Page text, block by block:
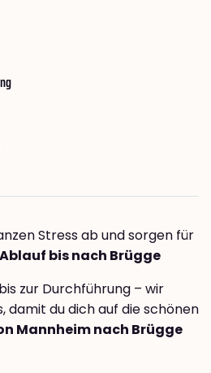
Stress ab und sorgen für
bis nach Brügge
zur Durchführung – wir
damit du dich auf die schönen
Mannheim nach Brügge